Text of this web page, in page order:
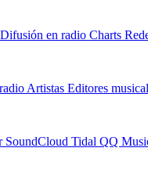
Difusión en radio Charts
Artistas Editores
SoundCloud Tidal QQ